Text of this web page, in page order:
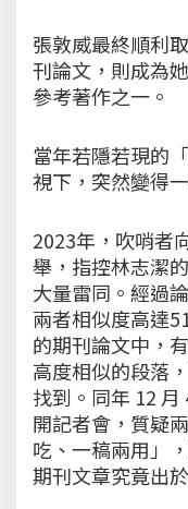
張敦威最終順利
刊論文，則成為
參考著作之一。
當年若隱若現的
視下，突然變得
2023年，吹哨者
舉，指控林志潔
大量雷同。經過
兩者相似度高達
的期刊論文中，
高度相似的段落
找到。同年 12
開記者會，質疑
吃、一稿兩用」
期刊文章究竟出